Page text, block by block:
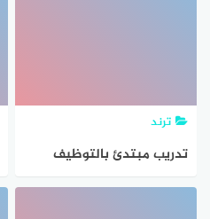
ترند
تدريب مبتدئ بالتوظيف
لحملة الثانوية 150 وظيفة